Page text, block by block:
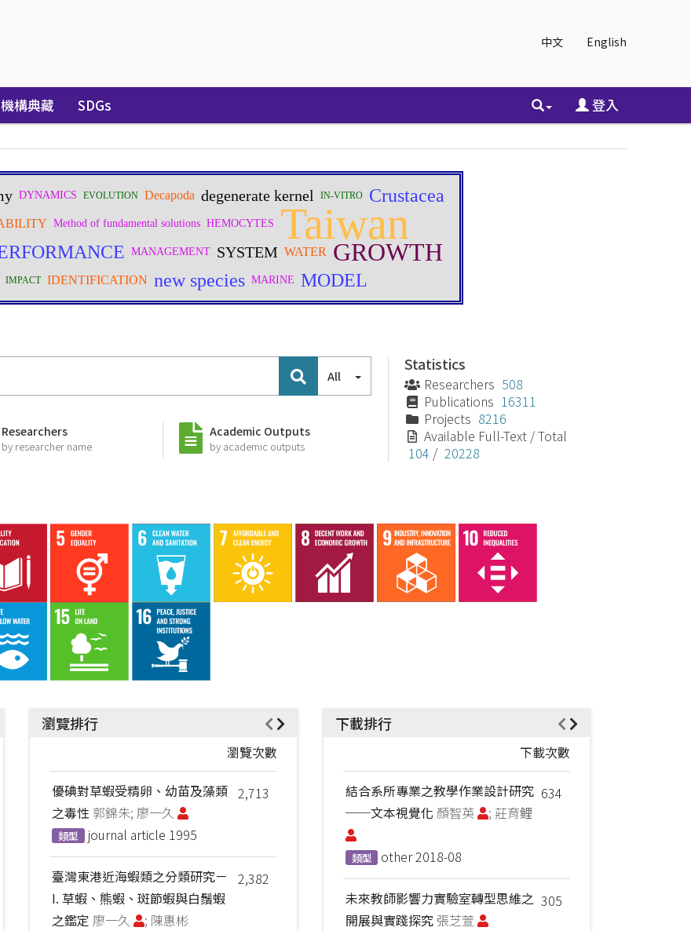
中文 English
機構典藏 SDGs 登入
All
Researchers
by researcher name
Academic Outputs
by academic outputs
Statistics
Researchers 508
Publications 16311
Projects 8216
Available Full-Text / Total
104 / 20228
瀏覽排行
瀏覽次數
2,713
優碘對草蝦受精卵、幼苗及藻類
之毒性郭錦朱; 廖一久
類型 journal article 1995
2,382
臺灣東港近海蝦類之分類研究－
I. 草蝦、熊蝦、斑節蝦與白鬚蝦
之鑑定 廖一久 ; 陳惠彬
下載排行
下載次數
634
結合系所專業之教學作業設計研究
──文本視覺化 顏智英 ; 莊育鲤
類型 other2018-08
305
未來教師影響力實驗室轉型思維之
開展與實踐探究 張芝萱